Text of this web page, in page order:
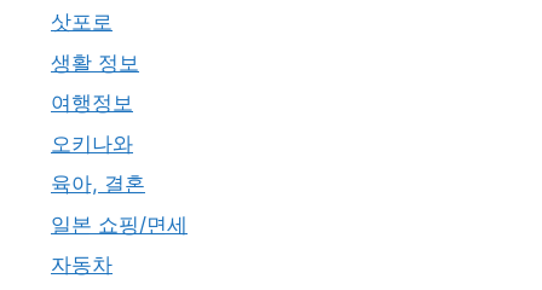
삿포로
생활 정보
여행정보
오키나와
육아, 결혼
일본 쇼핑/면세
자동차